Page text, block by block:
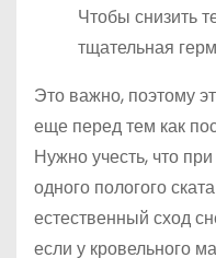
Чтобы снизить
тщательная
Это важно, поэтому
еще перед тем как
Нужно учесть, что
одного пологого
естественный сход
если у кровельного